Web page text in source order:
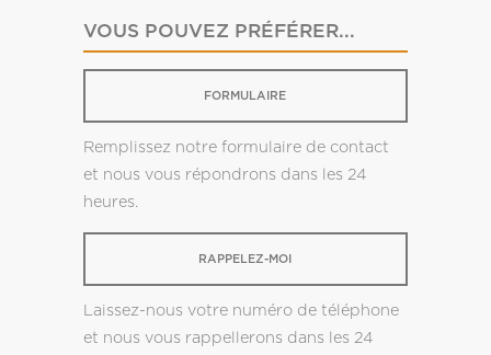
VOUS POUVEZ PRÉFÉRER...
FORMULAIRE
Remplissez notre formulaire de contact
et nous vous répondrons dans les 24
heures.
RAPPELEZ-MOI
Laissez-nous votre numéro de téléphone
et nous vous rappellerons dans les 24